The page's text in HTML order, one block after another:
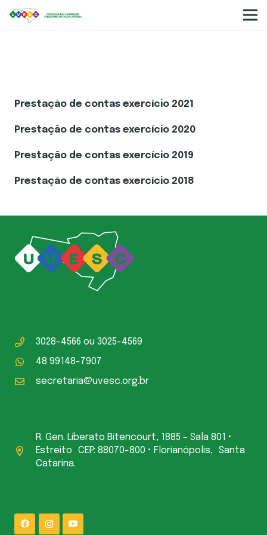
Prestação de contas exercício 2021
Prestação de contas exercício 2020
Prestação de contas exercício 2019
Prestação de contas exercício 2018
3028-4566 ou 3025-4569
48 99148-7907
secretaria@uvesc.org.br
R. Gen. Liberato Bitencourt, 1885 – Sala 801 •
Estreito CEP: 88070-800 • Florianópolis, Santa
Catarina.